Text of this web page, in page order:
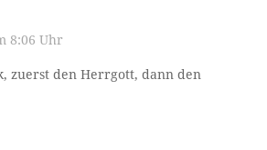
8:06 Uhr
zuerst den Herrgott, dann den